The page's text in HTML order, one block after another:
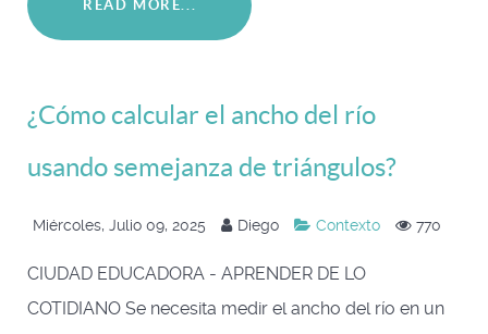
READ MORE...
¿Cómo calcular el ancho del río
usando semejanza de triángulos?
Miércoles, Julio 09, 2025 Diego Contexto 770
CIUDAD EDUCADORA - APRENDER DE LO
COTIDIANO Se necesita medir el ancho del río en un